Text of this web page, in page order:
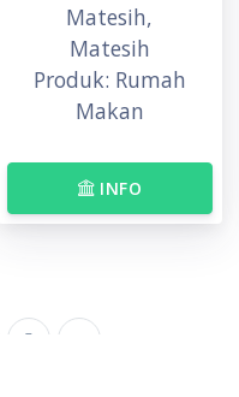
Matesih,
Matesih
Produk: Rumah
Makan
INFO
5